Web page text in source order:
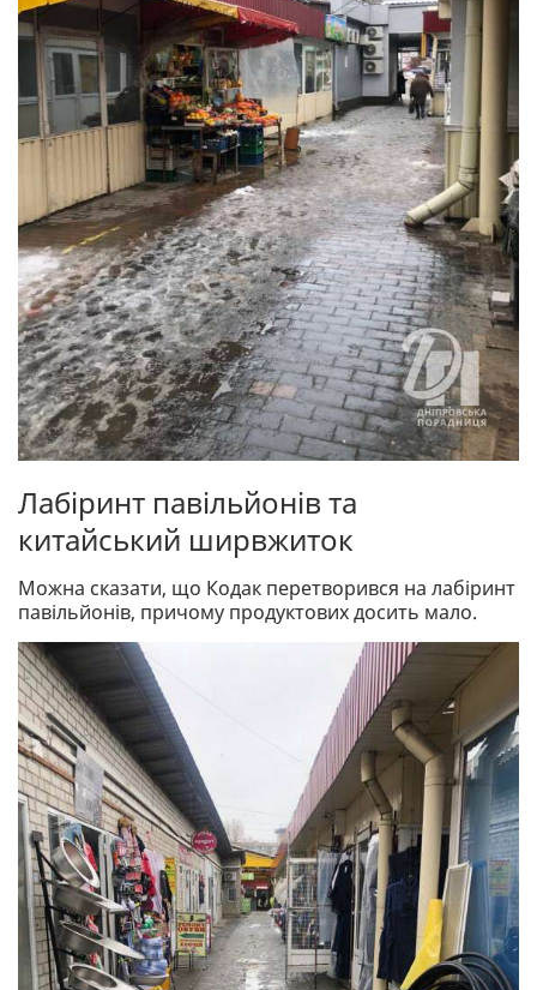
Лабіринт павільйонів та
китайський ширвжиток
Можна сказати, що Кодак перетворився на лабіринт
павільйонів, причому продуктових досить мало.